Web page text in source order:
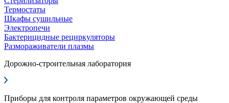
Термостаты
Шкафы сушильные
Электропечи
Бактерицидные рециркуляторы
Размораживатели плазмы
Дорожно-строительная лаборатория
Приборы для контроля параметров окружающей среды